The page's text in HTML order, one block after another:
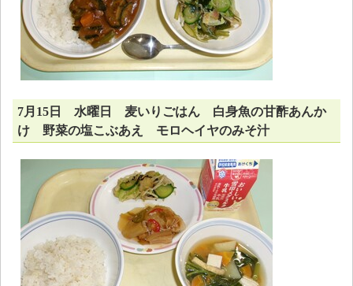
7月15日 水曜日 麦いりごはん 白身魚の甘酢あんか
け 野菜の塩こぶあえ モロヘイヤのみそ汁